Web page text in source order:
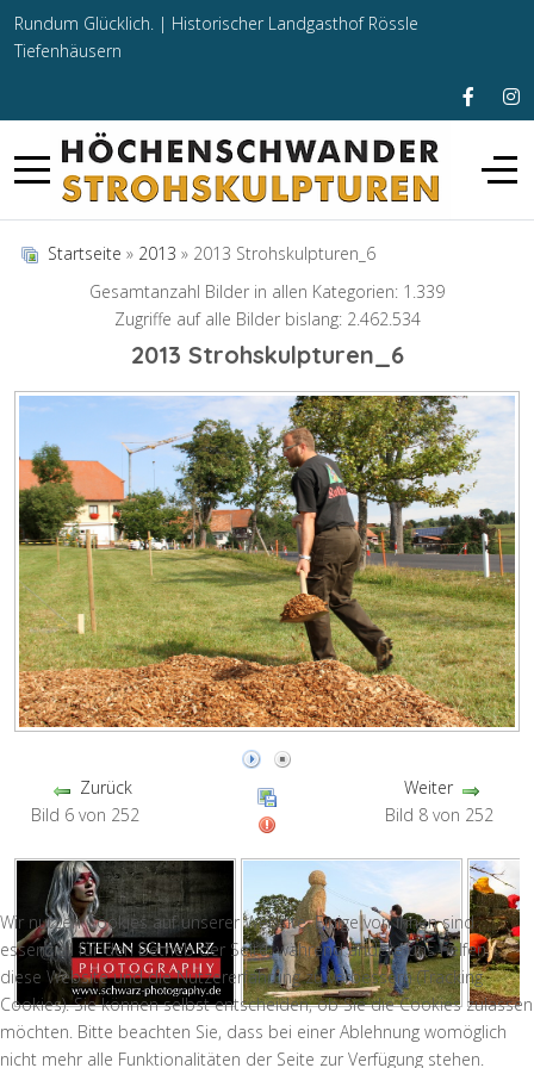
Rundum Glücklich. | Historischer Landgasthof Rössle
Tiefenhäusern
Startseite » 2013 » 2013 Strohskulpturen_6
Gesamtanzahl Bilder in allen Kategorien: 1.339
Zugriffe auf alle Bilder bislang: 2.462.534
2013 Strohskulpturen_6
Zurück
Bild 6 von 252
Weiter
Bild 8 von 252
Wir nutzen Cookies auf unserer Website. Einige von ihnen sind
essenziell für den Betrieb der Seite, während andere uns helfen,
diese Website und die Nutzererfahrung zu verbessern (Tracking
Cookies). Sie können selbst entscheiden, ob Sie die Cookies zulassen
möchten. Bitte beachten Sie, dass bei einer Ablehnung womöglich
nicht mehr alle Funktionalitäten der Seite zur Verfügung stehen.